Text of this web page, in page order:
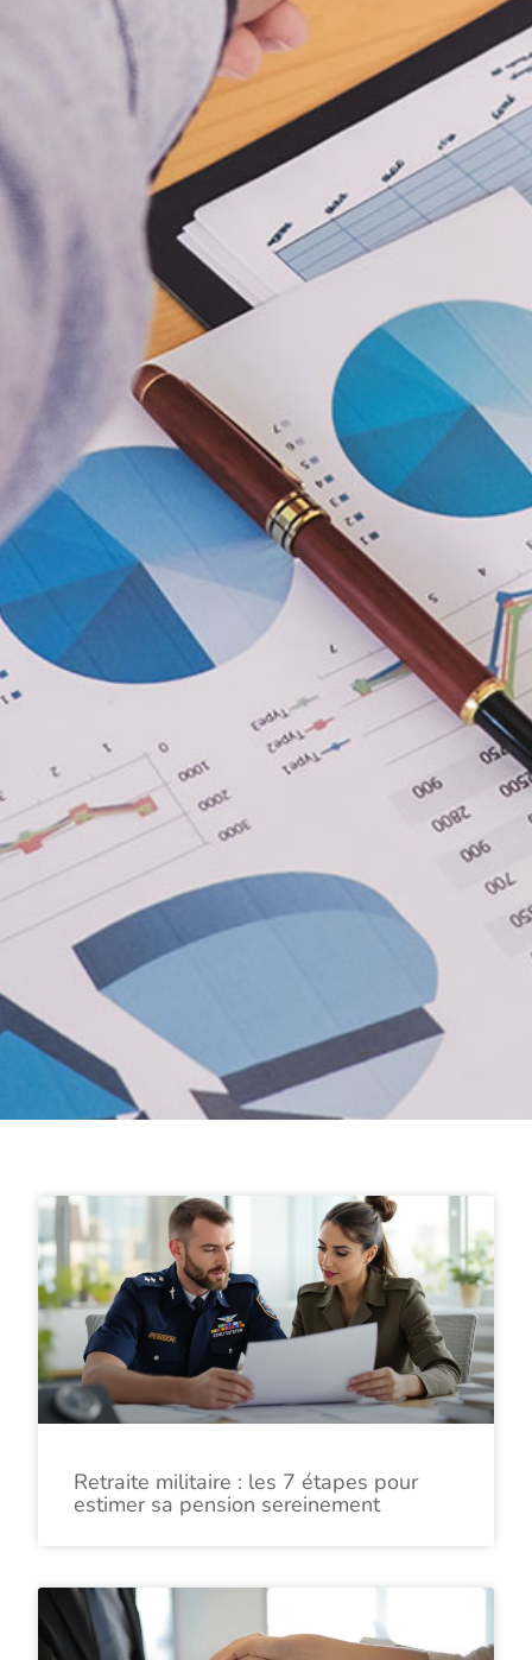
Retraite militaire : les 7 étapes pour
estimer sa pension sereinement